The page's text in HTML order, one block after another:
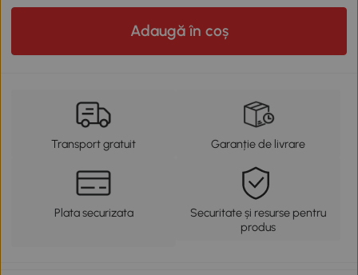
Adaugă în coș
Transport gratuit Garanție de livrare
Plata securizata
Securitate și resurse pentru
produs